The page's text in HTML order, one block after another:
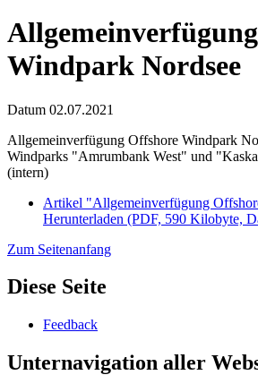
Windpark Nordsee
Datum 02.07.2021
Allgemeinverfügung Offshore Windpark
Windparks "Amrumbank West" und
(intern)
Artikel "Allgemeinverfügung
Herunterladen (PDF, 590 Kilobyte,
Zum Seitenanfang
Diese Seite
Feedback
Unternavigation aller